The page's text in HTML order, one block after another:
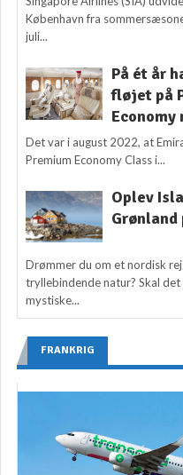
København fra
juli...
På ét år
fløjet på
Economy
Det var i august 2022, at
Premium Economy Class i...
Oplev
Drømmer du om et nordisk
tryllebindende natur? Skal
mystiske...
FRANKRIG